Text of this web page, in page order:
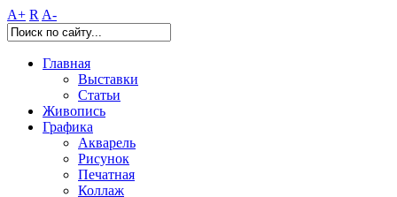
A+ R A-
Главная
Выставки
Статьи
Живопись
Графика
Акварель
Рисунок
Печатная
Коллаж